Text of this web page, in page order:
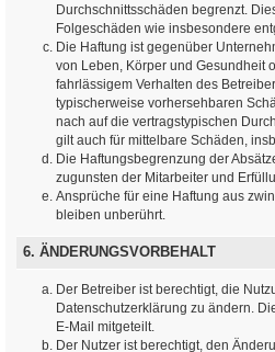
Durchschnittsschäden begrenzt.
Folgeschäden wie insbesondere
Die Haftung ist gegenüber
von Leben, Körper und Gesundheit
fahrlässigem Verhalten des
typischerweise vorhersehbaren
nach auf die vertragstypischen
gilt auch für mittelbare Schäden,
Die Haftungsbegrenzung der
zugunsten der Mitarbeiter und
Ansprüche für eine Haftung aus
bleiben unberührt.
6. ÄNDERUNGSVORBEHALT
Der Betreiber ist berechtigt, die
Datenschutzerklärung zu ändern.
E-Mail mitgeteilt.
Der Nutzer ist berechtigt, den